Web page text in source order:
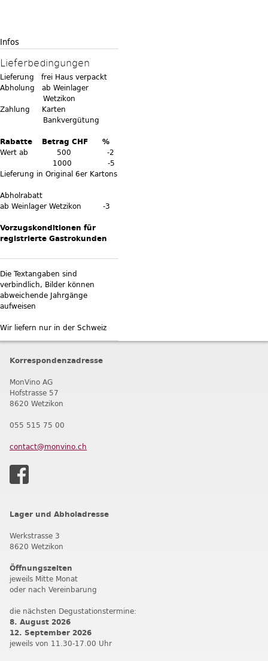
Infos
Lieferbedingungen
Lieferung frei Haus verpackt
Abholung ab Weinlager
Wetzikon
Zahlung Karten
Bankvergütung
Rabatte Betrag CHF %
Wert ab 500 -2
1000 -5
Lieferung in Original 6er Kartons
Abholrabatt
ab Weinlager Wetzikon -3
Vorzugskonditionen für
registrierte Gastrokunden
Die Textangaben sind
verbindlich, Bilder können
abweichende Jahrgänge
aufweisen
Wir liefern nur in der Schweiz
Korrespondenzadresse
MonVino AG
Hofstrasse 57
8620 Wetzikon
055 515 75 00
contact@monvino.ch
Lager und Abholadresse
Werkstrasse 3
8620 Wetzikon
Öffnungszeiten
jeweils Mitte Monat
oder nach Vereinbarung
die nächsten Degustationstermine:
8. August 2026
12. September 2026
jeweils von 11.30-17.00 Uhr